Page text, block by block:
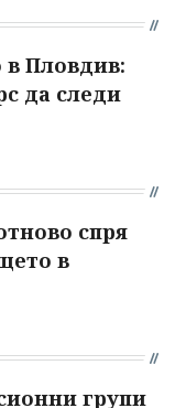
Пловдив:
да следи
спря
в
групи